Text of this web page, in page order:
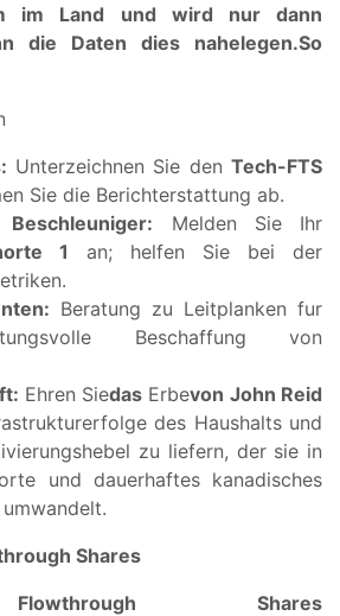
im Land und wird nur dann
die Daten dies nahelegen.So
Unterzeichnen Sie denTech-FTS
Sie die Berichterstattung ab.
Melden Sie Ihr
1 an; helfen Sie bei der
Beratung zu Leitplanken fur
Beschaffung von
Ehren Siedas Erbevon John Reid
des Haushalts und
zu liefern, der sie in
und dauerhaftes kanadisches
Shares
Shares